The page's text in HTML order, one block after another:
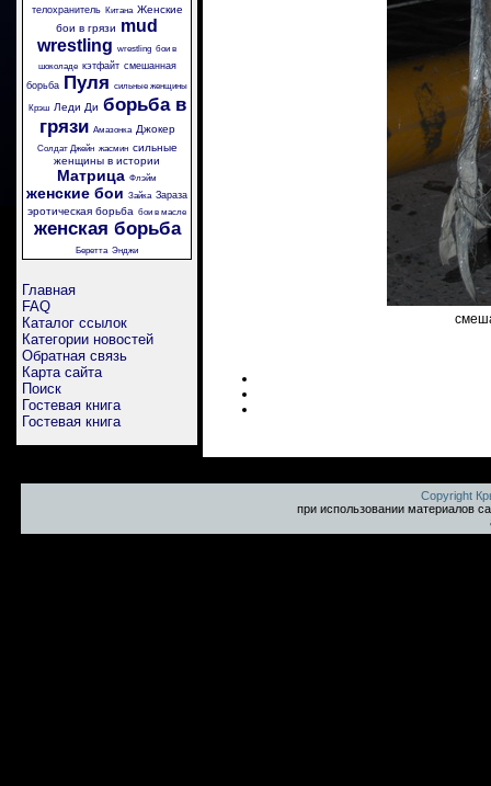
телохранитель
Китана Женские
бои в грязи mud
wrestling wrestling бои в
шоколаде кэтфайт смешанная
борьба Пуля сильные женщины
Крэш Леди Ди борьба в
грязи Амазонка Джокер
Солдат Джейн жасмин сильные
женщины в истории
Матрица Флэйм
женские бои Зайка Зараза
эротическая борьба бои в масле
женская борьба
Беретта Энджи
Главная
FAQ
Каталог ссылок
Категории новостей
Обратная связь
Карта сайта
Поиск
Гостевая книга
Гостевая книга
Copyright
при использовании материалов